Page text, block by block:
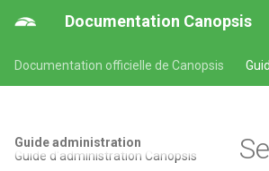
Documentation Canopsis
Documentation officielle de Canopsis
Guide administration
Guide d'administration Canopsis